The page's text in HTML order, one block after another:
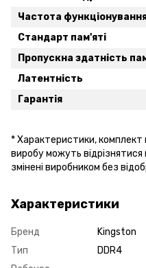
Частота
Стандарт пам'яті
Пропускна здатність
Латентність
Гарантія
* Xарактеристики, комплект
виробу можуть
змінені виробником без
Характеристики
Бренд
Kingston
Тип
DDR4